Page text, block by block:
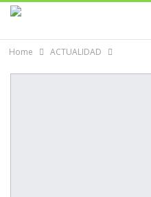
Home ACTUALIDAD